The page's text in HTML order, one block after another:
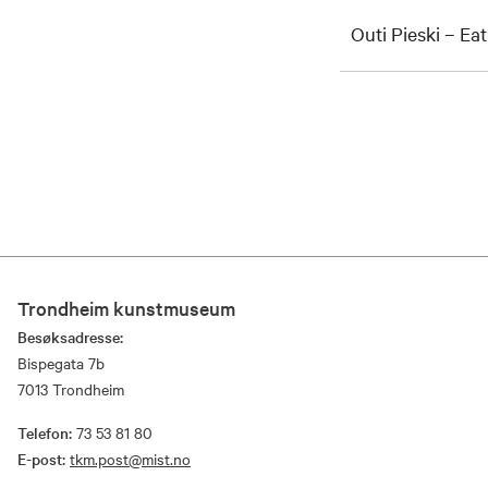
Outi Pieski –
Trondheim kunstmuseum
Besøksadresse:
Bispegata 7b
7013 Trondheim
Telefon: 73 53 81 80
E-post: tkm.post@mist.no